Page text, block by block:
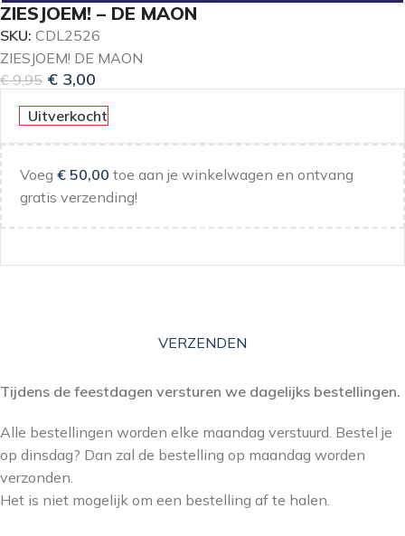
ZIESJOEM! – DE MAON
SKU: CDL2526
ZIESJOEM! DE MAON
€9,95 € 3,00
Uitverkocht
Voeg € 50,00 toe aan je winkelwagen en ontvang
gratis verzending!
VERZENDEN
Tijdens de feestdagen versturen we dagelijks bestellingen.
Alle bestellingen worden elke maandag verstuurd. Bestel je
op dinsdag? Dan zal de bestelling op maandag worden
verzonden.
Het is niet mogelijk om een bestelling af te halen.